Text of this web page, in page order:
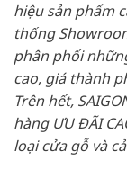
hiệu sản phẩm
thống
phân phối
cao, giá thành
Trên hết,
hàng ƯU ĐÃI
loại cửa gỗ và